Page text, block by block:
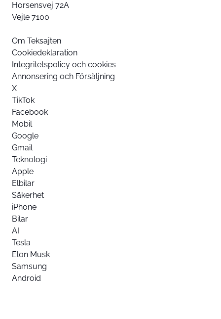
Horsensvej 72A
Vejle 7100
Om Teksajten
Cookiedeklaration
Integritetspolicy och cookies
Annonsering och Försäljning
X
TikTok
Facebook
Mobil
Google
Gmail
Teknologi
Apple
Elbilar
Säkerhet
iPhone
Bilar
AI
Tesla
Elon Musk
Samsung
Android